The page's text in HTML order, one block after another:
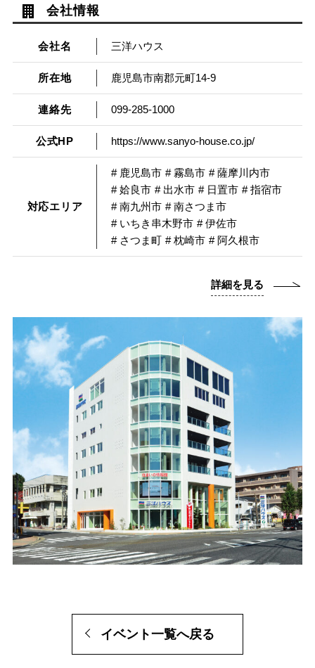
会社情報
会社名 三洋ハウス
所在地 鹿児島市南郡元町14-9
連絡先 099-285-1000
公式HP https://www.sanyo-house.co.jp/
対応エリア
# 鹿児島市 # 霧島市 # 薩摩川内市
# 姶良市 # 出水市 # 日置市 # 指宿市
# 南九州市 # 南さつま市
# いちき串木野市 # 伊佐市
# さつま町 # 枕崎市 # 阿久根市
詳細を見る
イベント一覧へ戻る